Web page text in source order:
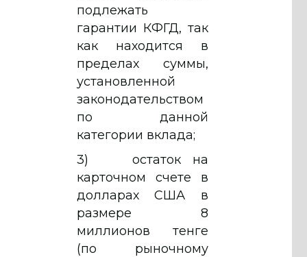
подлежать
гарантии КФГД, так
как находится в
пределах суммы,
установленной
законодательством
по данной
категории вклада;
3) остаток на
карточном счете в
долларах США в
размере 8
миллионов тенге
(по рыночному